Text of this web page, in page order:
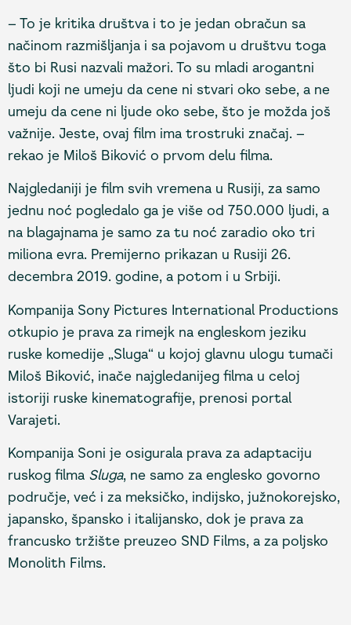
– To je kritika društva i to je jedan obračun sa
načinom razmišljanja i sa pojavom u društvu toga
što bi Rusi nazvali mažori. To su mladi arogantni
ljudi koji ne umeju da cene ni stvari oko sebe, a ne
umeju da cene ni ljude oko sebe, što je možda još
važnije. Jeste, ovaj film ima trostruki značaj. –
rekao je Miloš Biković o prvom delu filma.
Najgledaniji je film svih vremena u Rusiji, za samo
jednu noć pogledalo ga je više od 750.000 ljudi, a
na blagajnama je samo za tu noć zaradio oko tri
miliona evra. Premijerno prikazan u Rusiji 26.
decembra 2019. godine, a potom i u Srbiji.
Kompanija Sony Pictures International Productions
otkupio je prava za rimejk na engleskom jeziku
ruske komedije „Sluga“ u kojoj glavnu ulogu tumači
Miloš Biković, inače najgledanijeg filma u celoj
istoriji ruske kinematografije, prenosi portal
Varajeti.
Kompanija Soni je osigurala prava za adaptaciju
ruskog filma Sluga, ne samo za englesko govorno
područje, već i za meksičko, indijsko, južnokorejsko,
japansko, špansko i italijansko, dok je prava za
francusko tržište preuzeo SND Films, a za poljsko
Monolith Films.